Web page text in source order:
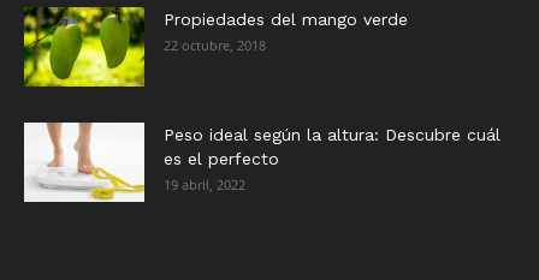
Propiedades del mango verde
22 octubre, 2018
Peso ideal según la altura: Descubre cuál
es el perfecto
19 abril, 2022